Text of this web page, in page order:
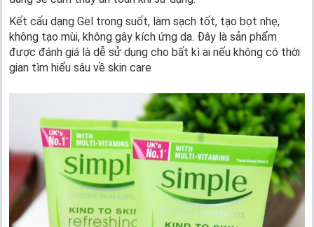
Kết cấu dạng Gel trong suốt, làm sạch tốt, tạo bọt nhẹ,
không tạo mùi, không gây kích ứng da. Đây là sản phẩm
được đánh giá là dễ sử dụng cho bất kì ai nếu không có thời
gian tìm hiểu sâu về skin care